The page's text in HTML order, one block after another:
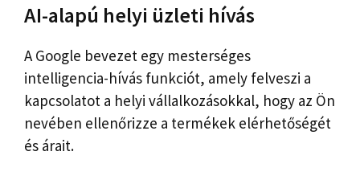
AI-alapú helyi üzleti hívás
A Google bevezet egy mesterséges
intelligencia-hívás funkciót, amely felveszi a
kapcsolatot a helyi vállalkozásokkal, hogy az Ön
nevében ellenőrizze a termékek elérhetőségét
és árait.